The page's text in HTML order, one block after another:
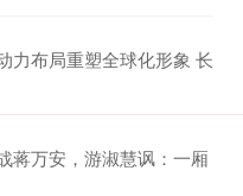
力布局重塑全球化形象 长
蒋万安，游淑慧讽：一厢